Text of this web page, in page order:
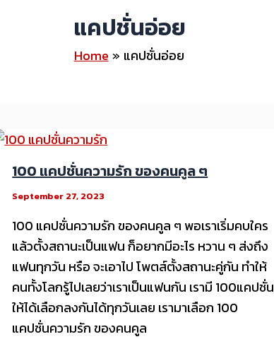
แคปชั่นอ่อย
Home แคปชั่นอ่อย
100 แคปชั่นความรัก ของคนคูล ๆ
September 27, 2023
100 แคปชั่นความรัก ของคนคูล ๆ พอเราเริ่มคบใคร
แล้วตั้งสถานะเป็นแฟน ก็อยากมีอะไร หวาน ๆ ส่งถึง
แฟนทุกวัน หรือ จะเอาไป โพตส์ตั้งสถานะคู่กัน ทำให้
คนทั้งโลกรู้ไปเลยว่าเราเป็นแฟนกัน เรามี 100แคปชั่น
ให้ได้เลือกลงกันได้ทุกวันเลย เรามาเลือก 100
แคปชั่นความรัก ของคนคูล